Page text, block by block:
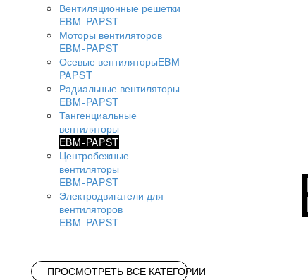
Вентиляционные решетки
EBM-PAPST
Моторы вентиляторов
EBM-PAPST
Осевые вентиляторыEBM-
PAPST
Радиальные вентиляторы
EBM-PAPST
Тангенциальные
вентиляторы
EBM-PAPST
Центробежные
вентиляторы
EBM-PAPST
Электродвигатели для
вентиляторов
EBM-PAPST
ПРОСМОТРЕТЬ ВСЕ КАТЕГОРИИ